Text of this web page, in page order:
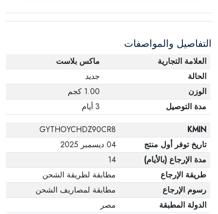
عبوته الأصلية. لاحظ أنه لا يمكن إرجاع المنتجات
وفي عبواتها الأصلية.
التفاصيل والمواصفات
العلامة التجارية
ماكس بلاست
الحالة
جديد
الوزن
1.00 كجم
مدة التوصيل
3 أيام
KMIN
GYTHOYCHDZ90CR8
تاريخ توفر أول منتج
04 ديسمبر 2025
مدة الإرجاع (بالأيام)
14
طريقة الإرجاع
مطابقة لطريقة الشحن
رسوم الإرجاع
مطابقة لمصاريف الشحن
الدولة المطبقة
مصر